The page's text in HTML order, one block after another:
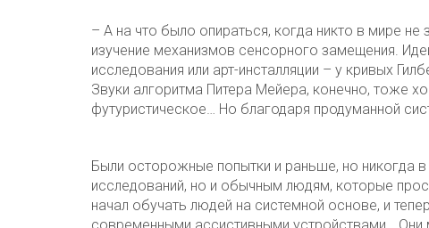
– А на что было опираться, когда никто в мире
изучение механизмов сенсорного замещения.
исследования или арт-инсталляции – у кривых
Звуки алгоритма Питера Мейера, конечно, тоже
футуристическое… Но благодаря продуманной
Были осторожные попытки и раньше, но никогда
исследований, но и обычным людям, которые
начал обучать людей на системной основе, и
современными ассистивными устройствами…